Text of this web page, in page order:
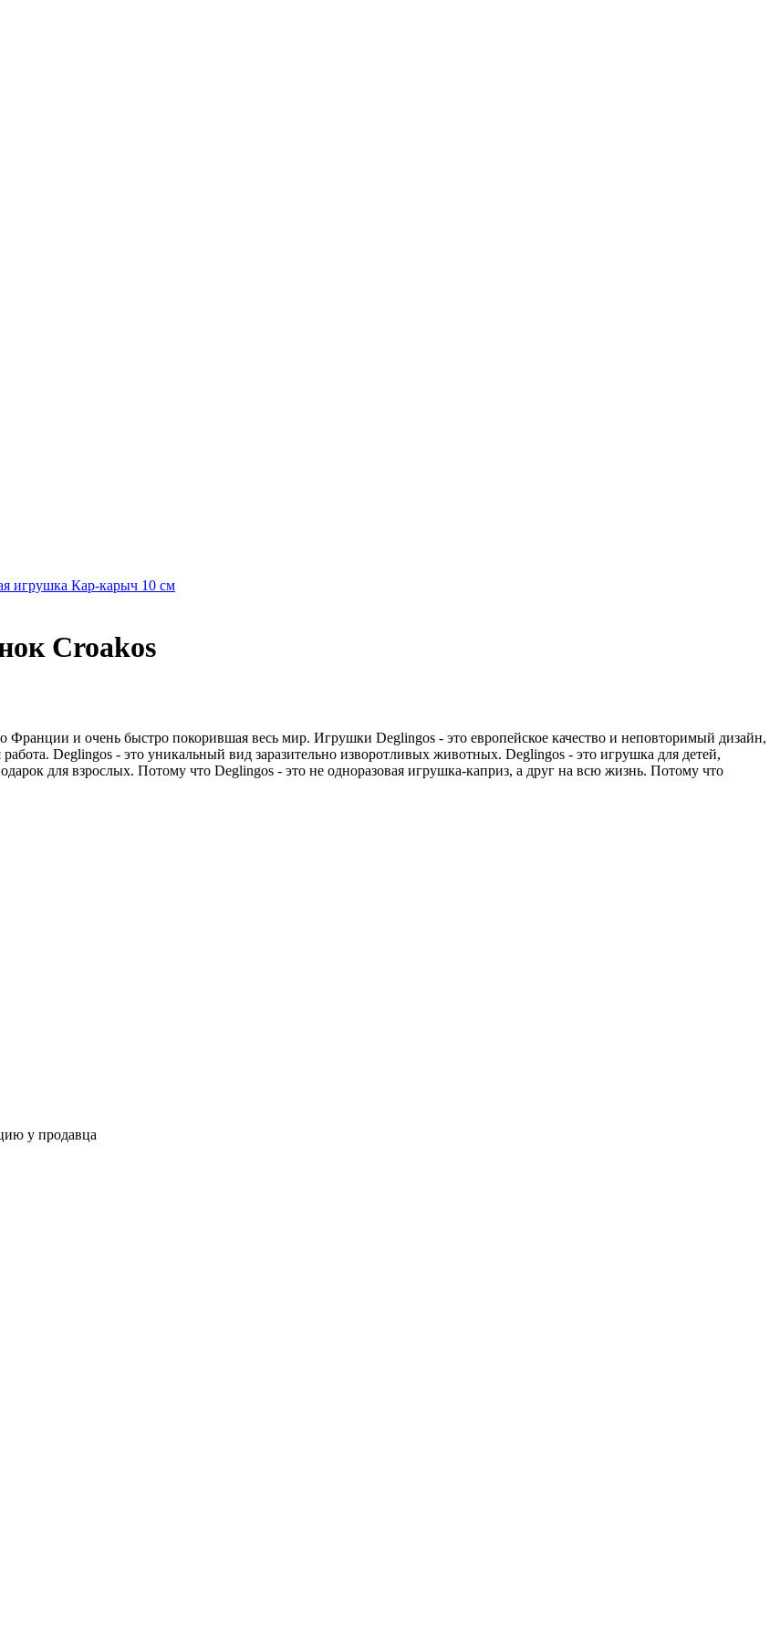
игрушка Кар-карыч 10 см
Croakos
Франции и очень быстро покорившая весь мир. Игрушки Deglingos - это европейское качество и неповторимый дизайн,
Deglingos - это уникальный вид заразительно изворотливых животных. Deglingos - это игрушка для детей,
для взрослых. Потому что Deglingos - это не одноразовая игрушка-каприз, а друг на всю жизнь. Потому что
у продавца